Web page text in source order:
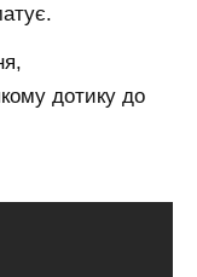
дотику до